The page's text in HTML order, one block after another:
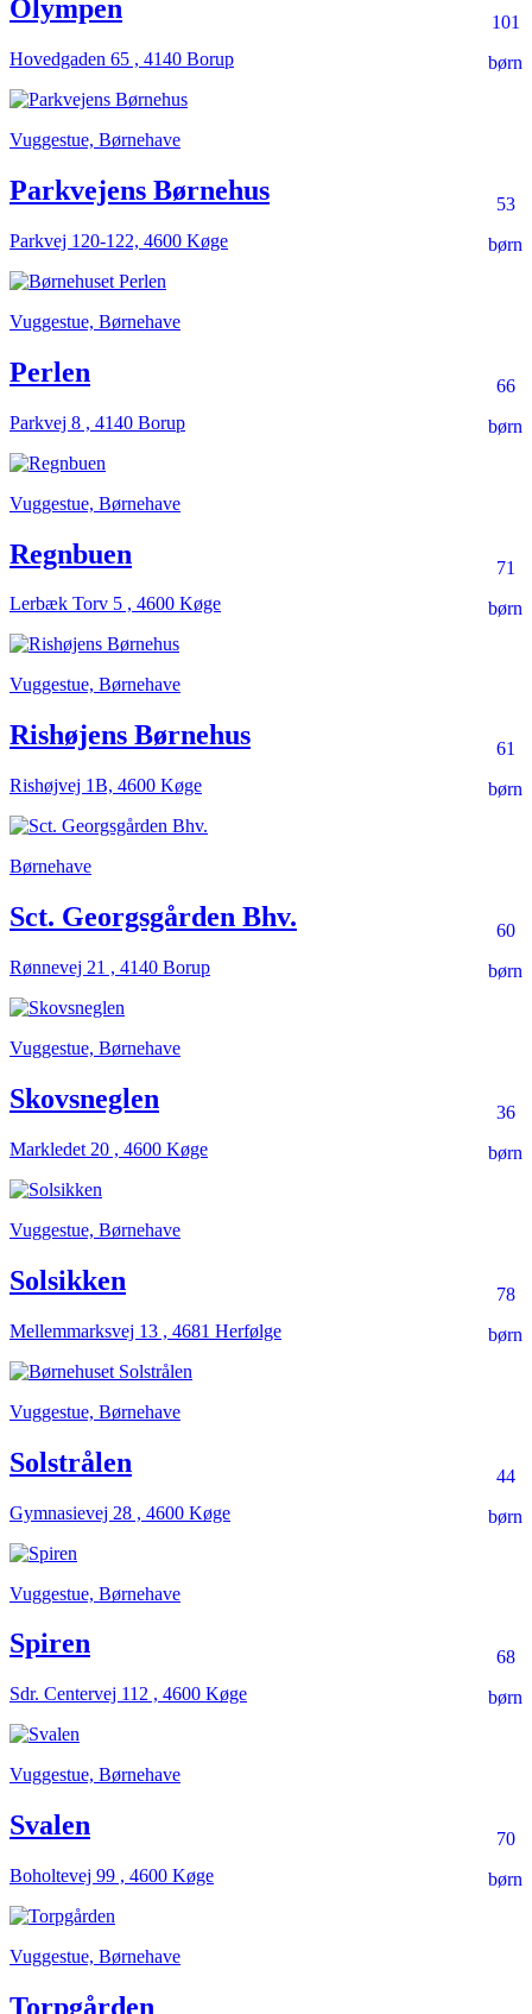
101
børn
Olympen
Hovedgaden 65 , 4140 Borup
Vuggestue, Børnehave
53
børn
Parkvejens Børnehus
Parkvej 120-122, 4600 Køge
Vuggestue, Børnehave
66
børn
Perlen
Parkvej 8 , 4140 Borup
Vuggestue, Børnehave
71
børn
Regnbuen
Lerbæk Torv 5 , 4600 Køge
Vuggestue, Børnehave
61
børn
Rishøjens Børnehus
Rishøjvej 1B, 4600 Køge
Børnehave
60
børn
Sct. Georgsgården Bhv.
Rønnevej 21 , 4140 Borup
Vuggestue, Børnehave
36
børn
Skovsneglen
Markledet 20 , 4600 Køge
Vuggestue, Børnehave
78
børn
Solsikken
Mellemmarksvej 13 , 4681 Herfølge
Vuggestue, Børnehave
44
børn
Solstrålen
Gymnasievej 28 , 4600 Køge
Vuggestue, Børnehave
68
børn
Spiren
Sdr. Centervej 112 , 4600 Køge
Vuggestue, Børnehave
70
børn
Svalen
Boholtevej 99 , 4600 Køge
Vuggestue, Børnehave
Torpgården